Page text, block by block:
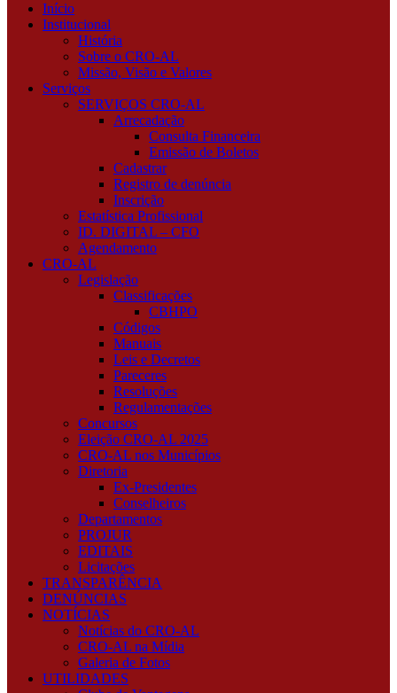
procurando?
Início
Institucional
História
Sobre o CRO-AL
Missão, Visão e Valores
Serviços
SERVIÇOS CRO-AL
Arrecadação
Consulta Financeira
Emissão de Boletos
Cadastrar
Registro de denúncia
Inscrição
Estatística Profissional
ID. DIGITAL – CFO
Agendamento
CRO-AL
Legislação
Classificações
CBHPO
Códigos
Manuais
Leis e Decretos
Pareceres
Resoluções
Regulamentações
Concursos
Eleição CRO-AL 2025
CRO-AL nos Municípios
Diretoria
Ex-Presidentes
Conselheiros
Departamentos
PROJUR
EDITAIS
Licitações
TRANSPARÊNCIA
DENÚNCIAS
NOTÍCIAS
Notícias do CRO-AL
CRO-AL na Mídia
Galeria de Fotos
UTILIDADES